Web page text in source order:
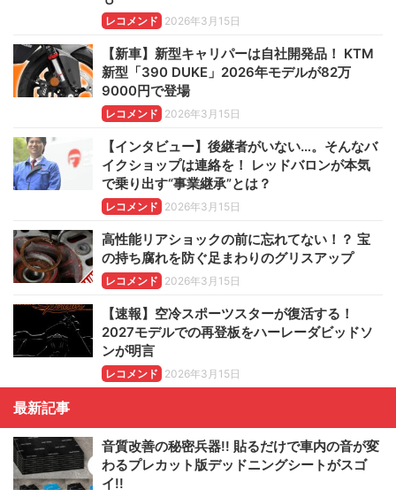
レコメンド 2026年3月15日
【新車】新型キャリパーは自社開発品！ KTM
新型「390 DUKE」2026年モデルが82万
9000円で登場
レコメンド 2026年3月15日
【インタビュー】後継者がいない…。そんなバ
イクショップは連絡を！ レッドバロンが本気
で乗り出す“事業継承”とは？
レコメンド 2026年3月15日
高性能リアショックの前に忘れてない！？ 宝
の持ち腐れを防ぐ足まわりのグリスアップ
レコメンド 2026年3月15日
【速報】空冷スポーツスターが復活する！
2027モデルでの再登板をハーレーダビッドソ
ンが明言
レコメンド 2026年3月15日
最新記事
音質改善の秘密兵器!! 貼るだけで車内の音が変
わるプレカット版デッドニングシートがスゴ
イ!!